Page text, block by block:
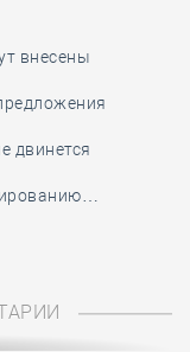
внесены
двинется